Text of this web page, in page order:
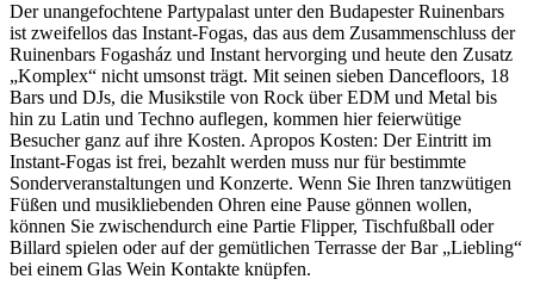
Der unangefochtene Partypalast unter den Budapester Ruinenbars
ist zweifellos das Instant-Fogas, das aus dem Zusammenschluss der
Ruinenbars Fogasház und Instant hervorging und heute den Zusatz
„Komplex“ nicht umsonst trägt. Mit seinen sieben Dancefloors, 18
Bars und DJs, die Musikstile von Rock über EDM und Metal bis
hin zu Latin und Techno auflegen, kommen hier feierwütige
Besucher ganz auf ihre Kosten. Apropos Kosten: Der Eintritt im
Instant-Fogas ist frei, bezahlt werden muss nur für bestimmte
Sonderveranstaltungen und Konzerte. Wenn Sie Ihren tanzwütigen
Füßen und musikliebenden Ohren eine Pause gönnen wollen,
können Sie zwischendurch eine Partie Flipper, Tischfußball oder
Billard spielen oder auf der gemütlichen Terrasse der Bar „Liebling“
bei einem Glas Wein Kontakte knüpfen.